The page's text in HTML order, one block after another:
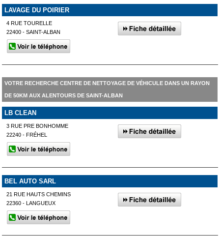
LAVAGE DU POIRIER
4 RUE TOURELLE
22400 - SAINT-ALBAN
VOTRE RECHERCHE CENTRE DE NETTOYAGE DE VÉHICULE DANS UN RAYON
DE 50KM AUX ALENTOURS DE SAINT-ALBAN
LB CLEAN
3 RUE PRE BONHOMME
22240 - FRÉHEL
BEL AUTO SARL
21 RUE HAUTS CHEMINS
22360 - LANGUEUX